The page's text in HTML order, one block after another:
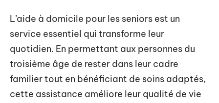
L’aide à domicile pour les seniors est un
service essentiel qui transforme leur
quotidien. En permettant aux personnes du
troisième âge de rester dans leur cadre
familier tout en bénéficiant de soins adaptés,
cette assistance améliore leur qualité de vie